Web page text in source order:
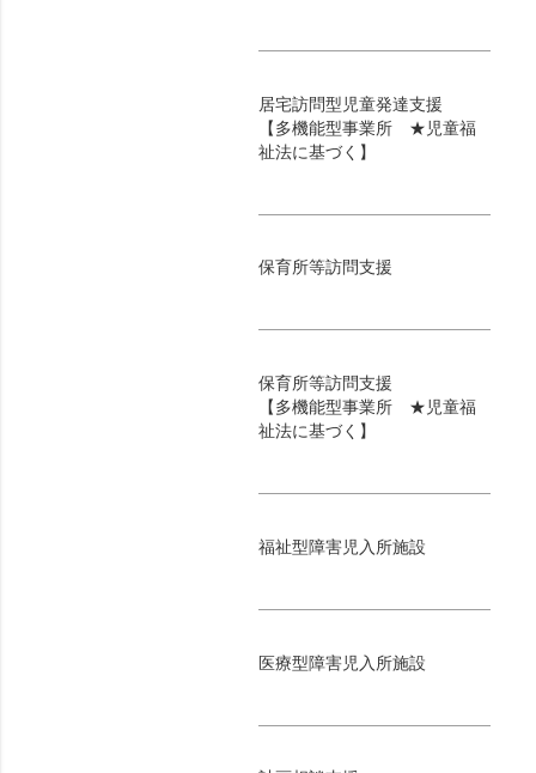
居宅訪問型児童発達支援
【多機能型事業所 ★児童福
祉法に基づく】
保育所等訪問支援
保育所等訪問支援
【多機能型事業所 ★児童福
祉法に基づく】
福祉型障害児入所施設
医療型障害児入所施設